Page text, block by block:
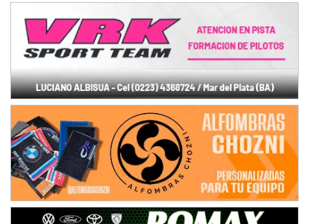
NORESTE SANTAFESINO - F6
Ciudad de Avellaneda (Asfalto)
Avellaneda (Santa Fe)
SUR SANTAFESINO - F4
José Samuel Sánchez (Tierra)
Rufino (Santa Fe)
Juan Navarro (Asfalto)
El Timbó (Tucumán)